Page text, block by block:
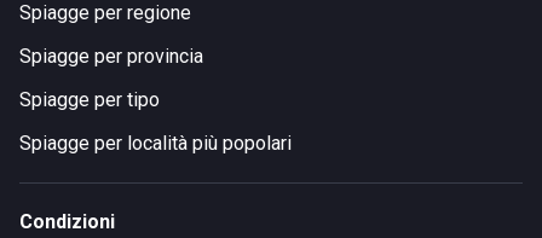
Spiagge per regione
Spiagge per provincia
Spiagge per tipo
Spiagge per località più popolari
Condizioni